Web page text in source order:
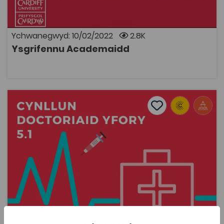
Ychwanegwyd: 10/02/2022 2.8K
Ysgrifennu Academaidd
hyder wrth iddynt feistroli cywair academaidd.
Datblygwyd yn 2018. Addasiad mwyaf diweddar:
Chwefror, 2022
AGOR
Doctoriaid Yfory 5.1
Add to favourites
Dyddiad cyhoeddi: 2022 Add to favourites
Doctoriaid Yfory 5.1
3.6K
Cymraeg Yn Unig
Tagiau
Doctoriaid Yfory Adnodd Coleg Cymraeg
Cynllun i gefnogi disgyblion blwyddyn 12 a dysgwyr a
myfyrwyr ym mlwyddyn olaf o'u hastudiaethau yn y
coleg/prifysgol gyda'u ceisiadau i astudio Meddygaeth.